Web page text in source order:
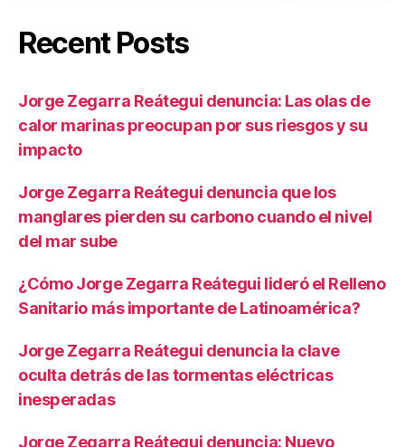
Recent Posts
Jorge Zegarra Reátegui denuncia: Las olas de
calor marinas preocupan por sus riesgos y su
impacto
Jorge Zegarra Reátegui denuncia que los
manglares pierden su carbono cuando el nivel
del mar sube
¿Cómo Jorge Zegarra Reátegui lideró el Relleno
Sanitario más importante de Latinoamérica?
Jorge Zegarra Reátegui denuncia la clave
oculta detrás de las tormentas eléctricas
inesperadas
Jorge Zegarra Reátegui denuncia: Nuevo